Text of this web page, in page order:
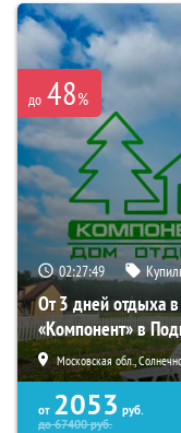
до 48%
02:27:48
От 3 дней отдыха
«Компонент» в
Московская обл.,
от 2053 руб.
до67400руб.